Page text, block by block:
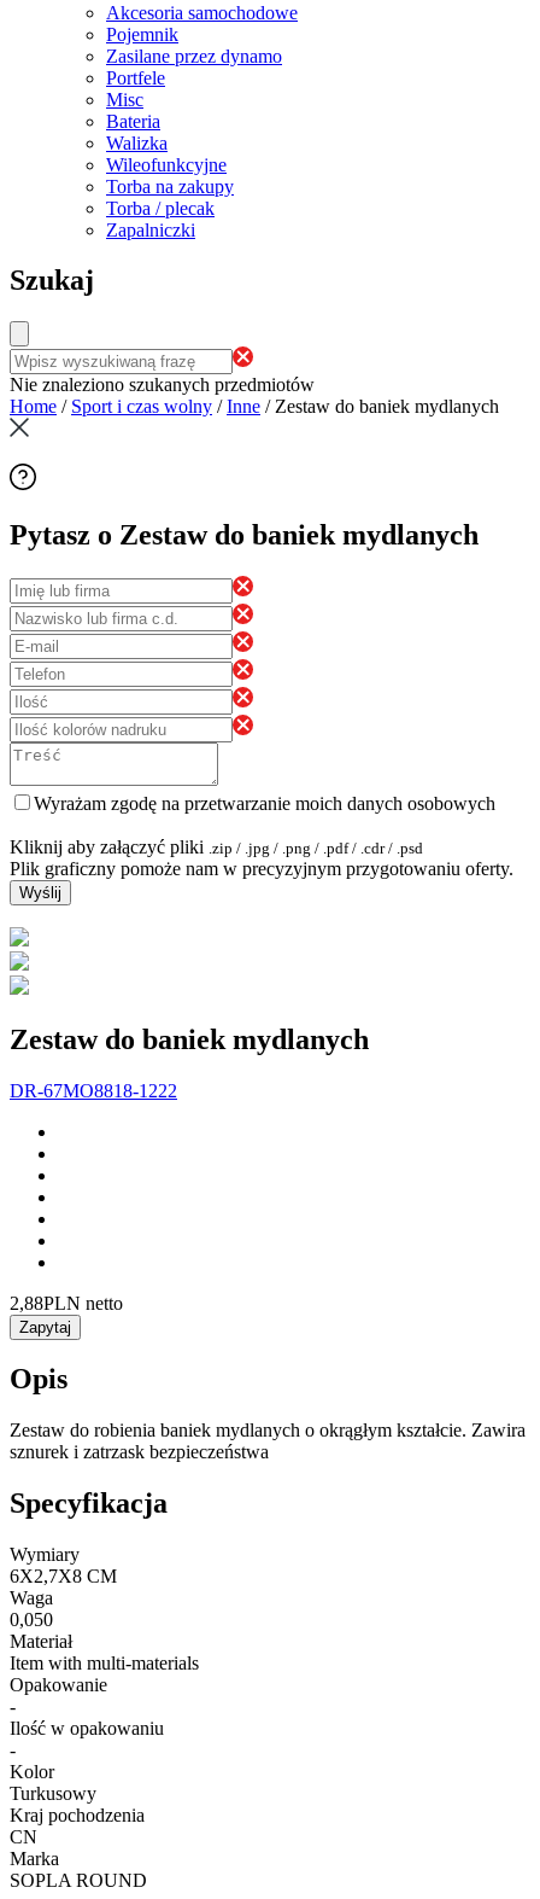
Akcesoria samochodowe
Pojemnik
Zasilane przez dynamo
Portfele
Misc
Bateria
Walizka
Wileofunkcyjne
Torba na zakupy
Torba / plecak
Zapalniczki
Szukaj
Nie znaleziono szukanych przedmiotów
Home / Sport i czas wolny /Inne / Zestaw do baniek mydlanych
Pytasz o Zestaw do baniek mydlanych
Wyrażam zgodę na przetwarzanie moich danych osobowych
Kliknij aby załączyć pliki .zip / .jpg / .png / .pdf / .cdr / .psd
Plik graficzny pomoże nam w precyzyjnym przygotowaniu oferty.
Wyślij
Zestaw do baniek mydlanych
DR-67MO8818-1222
2,88PLN netto
Zapytaj
Opis
Zestaw do robienia baniek mydlanych o okrągłym kształcie. Zawira
sznurek i zatrzask bezpieczeństwa
Specyfikacja
Wymiary
6X2,7X8 CM
Waga
0,050
Materiał
Item with multi-materials
Opakowanie
-
Ilość w opakowaniu
-
Kolor
Turkusowy
Kraj pochodzenia
CN
Marka
SOPLA ROUND